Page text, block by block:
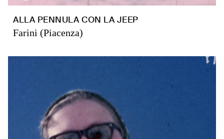
ALLA PENNULA CON LA JEEP
Farini (Piacenza)